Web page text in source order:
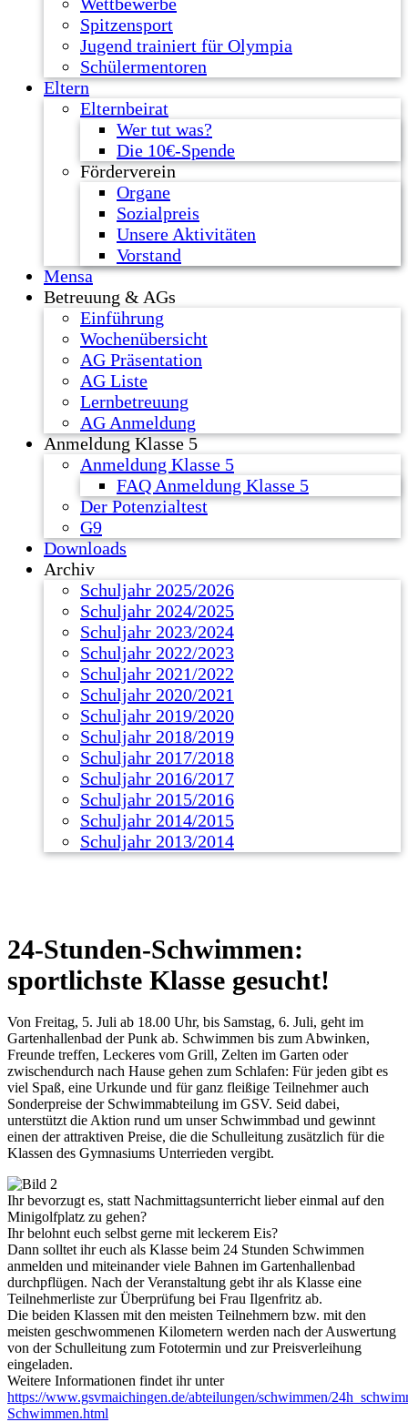
Spitzensport
Jugend trainiert für Olympia
Schülermentoren
Eltern
Elternbeirat
Wer tut was?
Die 10€-Spende
Förderverein
Organe
Sozialpreis
Unsere Aktivitäten
Vorstand
Mensa
Betreuung & AGs
Einführung
Wochenübersicht
AG Präsentation
AG Liste
Lernbetreuung
AG Anmeldung
Anmeldung Klasse 5
Anmeldung Klasse 5
FAQ Anmeldung Klasse 5
Der Potenzialtest
G9
Downloads
Archiv
Schuljahr 2025/2026
Schuljahr 2024/2025
Schuljahr 2023/2024
Schuljahr 2022/2023
Schuljahr 2021/2022
Schuljahr 2020/2021
Schuljahr 2019/2020
Schuljahr 2018/2019
Schuljahr 2017/2018
Schuljahr 2016/2017
Schuljahr 2015/2016
Schuljahr 2014/2015
Schuljahr 2013/2014
24-Stunden-Schwimmen:
sportlichste Klasse gesucht!
Von Freitag, 5. Juli ab 18.00 Uhr, bis Samstag, 6. Juli, geht im
Gartenhallenbad der Punk ab. Schwimmen bis zum Abwinken,
Freunde treffen, Leckeres vom Grill, Zelten im Garten oder
zwischendurch nach Hause gehen zum Schlafen: Für jeden gibt es
viel Spaß, eine Urkunde und für ganz fleißige Teilnehmer auch
Sonderpreise der Schwimmabteilung im GSV. Seid dabei,
unterstützt die Aktion rund um unser Schwimmbad und gewinnt
einen der attraktiven Preise, die die Schulleitung zusätzlich für die
Klassen des Gymnasiums Unterrieden vergibt.
Ihr bevorzugt es, statt Nachmittagsunterricht lieber einmal auf den
Minigolfplatz zu gehen?
Ihr belohnt euch selbst gerne mit leckerem Eis?
Dann solltet ihr euch als Klasse beim 24 Stunden Schwimmen
anmelden und miteinander viele Bahnen im Gartenhallenbad
durchpflügen. Nach der Veranstaltung gebt ihr als Klasse eine
Teilnehmerliste zur Überprüfung bei Frau Ilgenfritz ab.
Die beiden Klassen mit den meisten Teilnehmern bzw. mit den
meisten geschwommenen Kilometern werden nach der Auswertung
von der Schulleitung zum Fototermin und zur Preisverleihung
eingeladen.
Weitere Informationen findet ihr unter
https://www.gsvmaichingen.de/abteilungen/schwimmen/
Schwimmen.html